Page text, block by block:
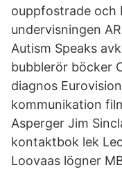
ouppfostrade och
undervisningen
Autism Speaks
bubblerör böcker
diagnos
kommunikation
Asperger Jim
kontaktbok lek
Loovaas lögner